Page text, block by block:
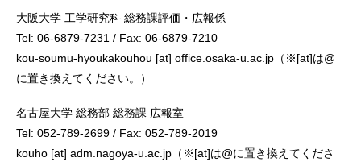
大阪大学 工学研究科 総務課評価・広報係
Tel: 06-6879-7231 / Fax: 06-6879-7210
kou-soumu-hyoukakouhou [at] office.osaka-u.ac.jp（※[at]は@
に置き換えてください。）
名古屋大学 総務部 総務課 広報室
Tel: 052-789-2699 / Fax: 052-789-2019
kouho [at] adm.nagoya-u.ac.jp（※[at]は@に置き換えてくださ